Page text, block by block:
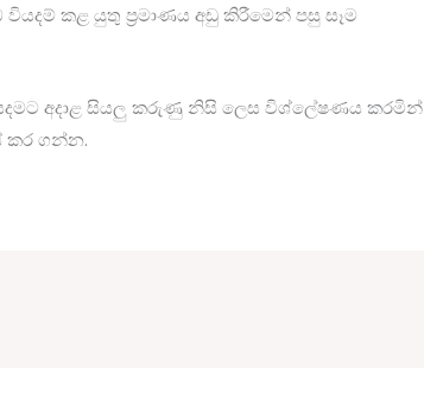
කළ යුතු ප්‍රමාණය අඩු කිරීමෙන් පසු සෑම
අදාළ සියලු කරුණු නිසි ලෙස විශ්ලේෂණය කරමින්
කර ගන්න.